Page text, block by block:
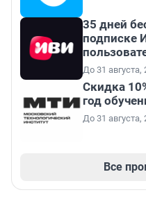
35 дней
подписке
До 31 августа,
Скидка
год
До 31 августа,
Все